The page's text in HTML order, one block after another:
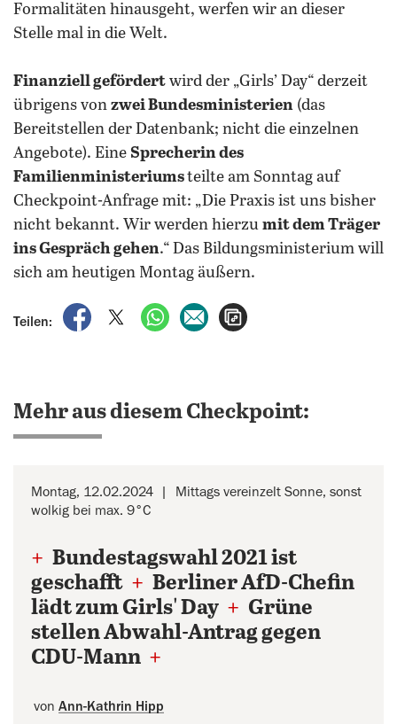
Formalitäten hinausgeht, werfen wir an dieser
Stelle mal in die Welt.
Finanziell gefördert wird der „Girls’ Day“ derzeit
übrigens von zwei Bundesministerien (das
Bereitstellen der Datenbank; nicht die einzelnen
Angebote). Eine Sprecherin des
Familienministeriumsteilte am Sonntag auf
Checkpoint-Anfrage mit: „Die Praxis ist uns bisher
nicht bekannt. Wir werden hierzu mit dem Träger
ins Gespräch gehen.“ Das Bildungsministerium will
sich am heutigen Montag äußern.
Teilen:
auf Facebook teilen
auf X teilenper WhatsApp teilen
per E-Mail teilen
Mehr aus diesem Checkpoint:
Montag, 12.02.2024
Mittags vereinzelt Sonne, sonst
wolkig bei max. 9°C
+ Bundestagswahl 2021 ist
geschafft + Berliner AfD-Chefin
lädt zum Girls' Day + Grüne
stellen Abwahl-Antrag gegen
CDU-Mann +
von Ann-Kathrin Hipp